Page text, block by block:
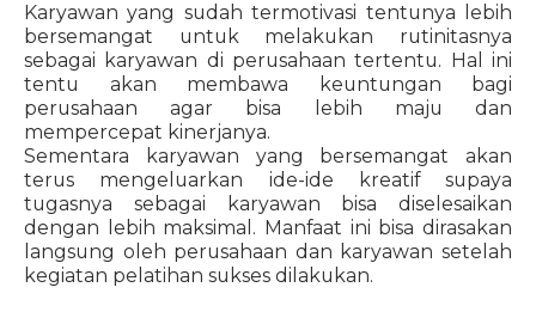
Karyawan yang sudah termotivasi tentunya lebih
bersemangat untuk melakukan rutinitasnya
sebagai karyawan di perusahaan tertentu. Hal ini
tentu akan membawa keuntungan bagi
perusahaan agar bisa lebih maju dan
mempercepat kinerjanya.
Sementara karyawan yang bersemangat akan
terus mengeluarkan ide-ide kreatif supaya
tugasnya sebagai karyawan bisa diselesaikan
dengan lebih maksimal. Manfaat ini bisa dirasakan
langsung oleh perusahaan dan karyawan setelah
kegiatan pelatihan sukses dilakukan.